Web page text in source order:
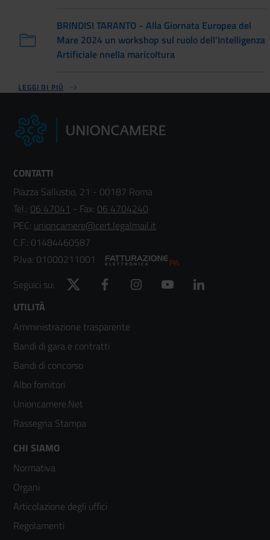
BRINDISI TARANTO - Alla Giornata Europea del
Mare 2024 un workshop sul ruolo dell'Intelligenza
Artificiale nnella maricoltura
LEGGI DI PIÙ
CONTATTI
Piazza Sallustio, 21 - 00187 Roma
Tel.: 06 47041 - Fax: 06 4704240
PEC: unioncamere@cert.legalmail.it
C.F.: 01484460587
P.Iva: 01000211001
Seguici su:
Twitter Facebook Instagram YouTube
Footer
menù
colonna
2
UTILITÀ
Amministrazione trasparente
Bandi di gara e contratti
Bandi di concorso
Albo fornitori
Unioncamere.Net
Rassegna Stampa
Footer
menù
colonna
3
CHI SIAMO
Normativa
Organi
Articolazione degli uffici
Regolamenti